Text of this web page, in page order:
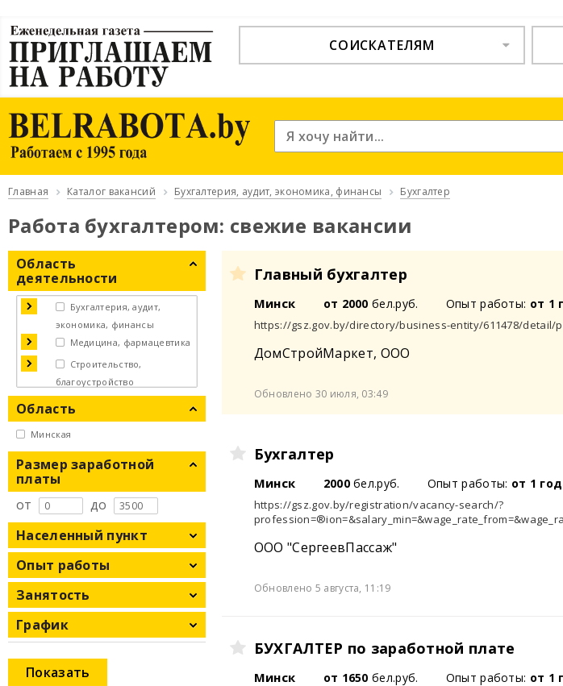
СОИСКАТЕЛЯМ
Главная Каталог вакансий Бухгалтерия, аудит, экономика, финансы Бухгалтер
Работа бухгалтером: свежие вакансии
Область
деятельности
Бухгалтерия, аудит,
экономика, финансы
Медицина, фармацевтика
Строительство,
благоустройство
Область
Минская
Размер заработной
платы
от
до
Населенный пункт
Опыт работы
Занятость
График
Показать
Главный бухгалтер
Минск от 2000 бел.руб. Опыт работы: от 1
https://gsz.gov.by/directory/business-entity/611478/detail/
ДомСтройМаркет, ООО
Обновлено 30 июля, 03:49
Бухгалтер
Минск 2000бел.руб. Опыт работы: от 1
https://gsz.gov.by/registration/vacancy-search/?
ООО "СергеевПассаж"
Обновлено 5 августа, 11:19
БУХГАЛТЕР по заработной плате
Минск от 1650 бел.руб. Опыт работы: от 1